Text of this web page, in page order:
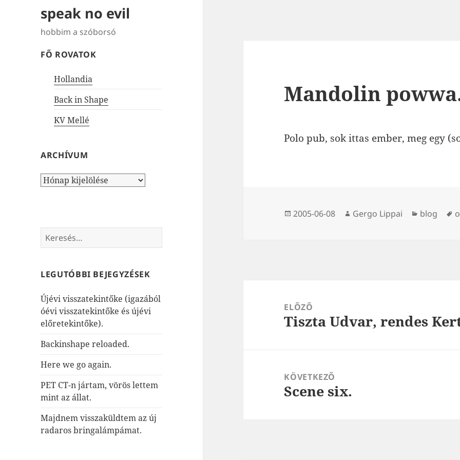
speak no evil
hobbim a szóborsó
FŐ ROVATOK
Hollandia
Back in Shape
KV Mellé
ARCHÍVUM
Archívum
Keresés:
LEGUTÓBBI BEJEGYZÉSEK
Újévi visszatekintőke (igazából
óévi visszatekintőke és újévi
előretekintőke).
Backinshape reloaded.
Here we go again.
PET CT-n jártam, vörös lettem
mint az állat.
Majdnem visszaküldtem az új
radaros bringalámpámat.
Mandolin
Polo pub, sok ittas ember, meg egy
Közzétéve
2005-06-08 Szerző
Gergo Lippai Kategória
blog
navigációELŐZŐ
Korábbi
Tiszta Udvar, rendes
KÖVETKEZŐ
Következő
Scene six.